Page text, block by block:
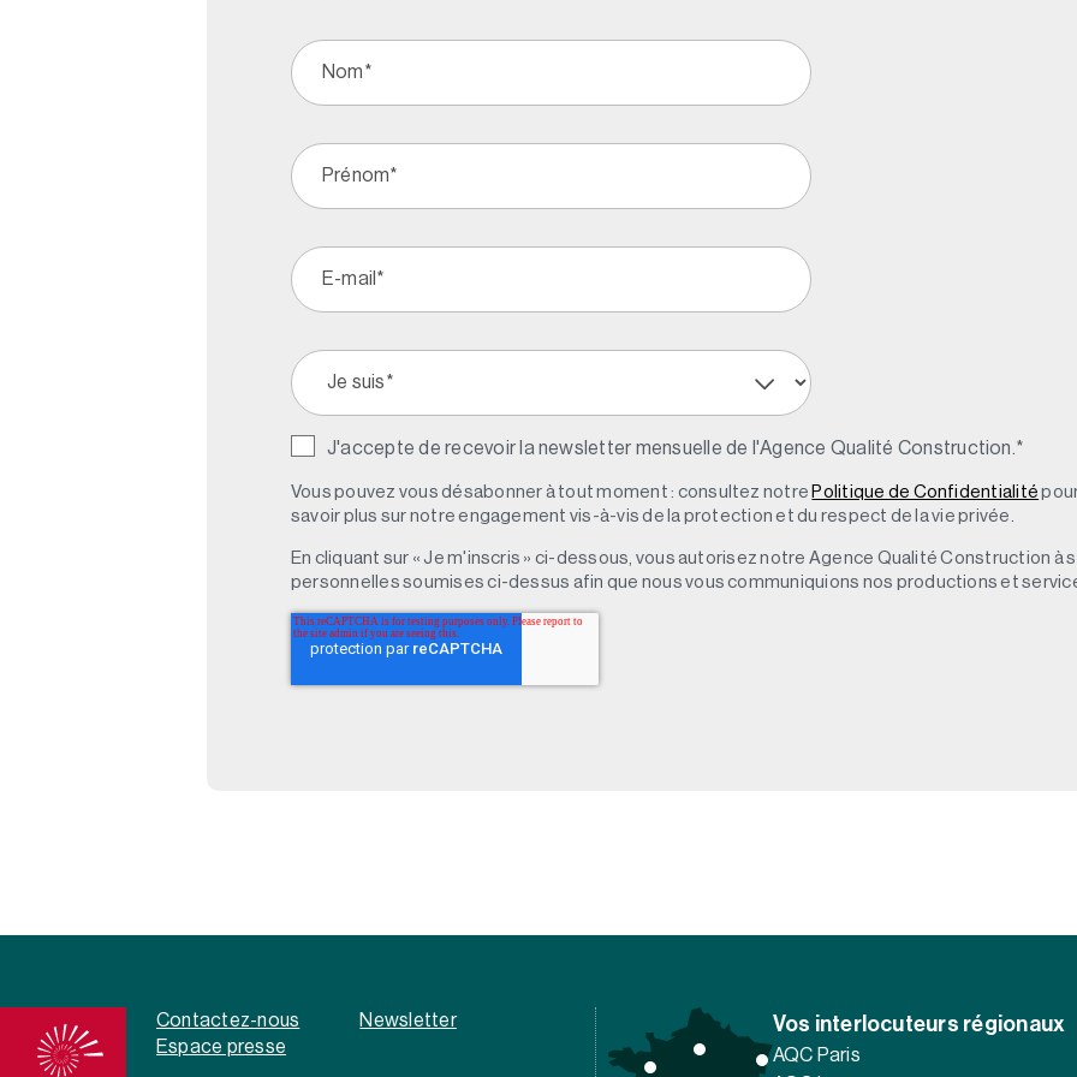
J'accepte de recevoir la newsletter mensuelle de l'Agence Qualité Construction. *
Vous pouvez vous désabonner à tout moment : consultez notre Politique de Confidentialité
savoir plus sur notre engagement vis-à-vis de la protection et du respect de la vie privée.
En cliquant sur « Je m'inscris » ci-dessous, vous autorisez notre Agence Qualité Construction
personnelles soumises ci-dessus afin que nous vous communiquions nos productions et
Contactez-nous
Newsletter
Espace presse
Vos interlocuteurs régionaux
AQC Paris